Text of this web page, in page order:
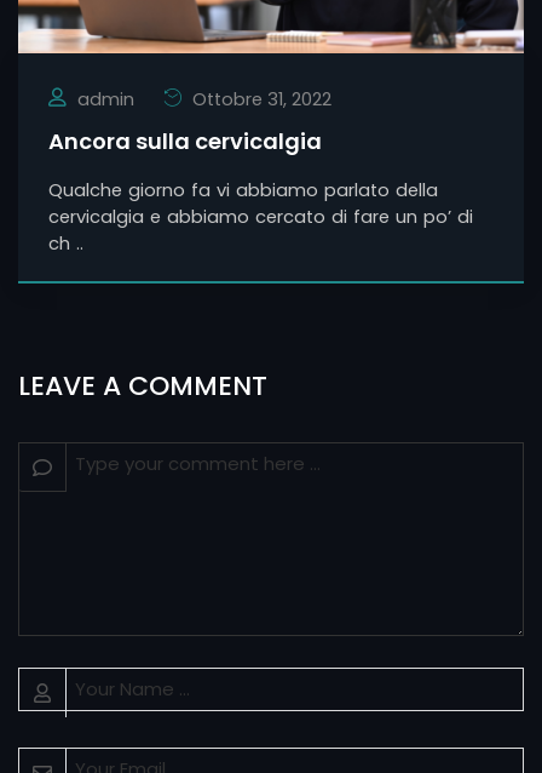
admin Ottobre 31, 2022
Ancora sulla cervicalgia
Qualche giorno fa vi abbiamo parlato della
cervicalgia e abbiamo cercato di fare un po’ di
ch ..
LEAVE A COMMENT